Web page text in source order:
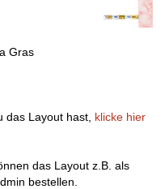
Gras
das Layout hast, klicke hier
das Layout z.B. als
bestellen.